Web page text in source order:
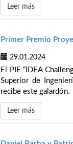
Leer más
Primer Premio
29.01.2024
El PIE “IDEA
Superior de
recibe este galardón.
Leer más